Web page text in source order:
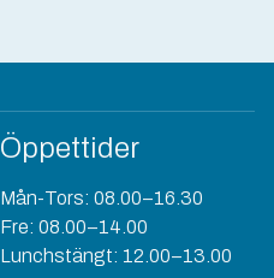
Öppettider
Mån-Tors: 08.00–16.30
Fre: 08.00–14.00
Lunchstängt: 12.00–13.00